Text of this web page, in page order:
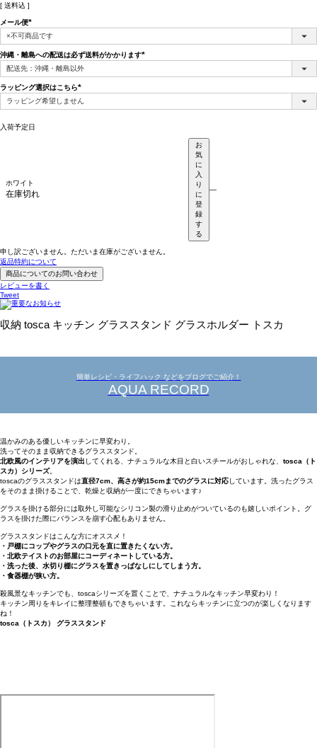
送料込
メール便
(必
須)
沖縄・離島への配送は必ず送料がかかります
ラッピング選択はこちら
(必
入荷予定日
ホワイト
在庫切れ
お
気
に
入
り
に
登
録
す
る
—
申し訳ございません。ただいま在庫がございません。
返品特約について
商品についてのお問い合わせ
レビューを書く
Tweet
収納 tosca キッチン グラススタンド グラスホルダー トスカ
簡単レシピ・ライフハック などをブログでご紹介！
AQUA RECORD
温かみのある優しいキッチンに早変わり。
洗ってそのまま収納できるグラススタンド。
北欧風のインテリアを演出 してくれる、ナチュラルな木目と白いスチールがおしゃれな、 tosca（ト
スカ）シリーズ。
toscaのグラススタンドは直径7cm、高さが約15cmまでのグラスに対応しています。洗ったグラス
をそのまま掛けることで、乾燥と収納が一度にできちゃいます♪
グラスを掛ける部分には取外し可能なシリコン製の滑り止めがついているのも嬉しいポイント。グ
ラスを掛けた際にバランスを崩す心配もありません。
グラススタンドはこんな方にオススメ！
・戸棚にコップやグラスの口元を直に置きたくない方。
・北欧テイストのお部屋にコーディネートしている方。
・洗った後、水切り棚にグラスを置きっぱなしにしてしまう方。
・食器棚が狭い方。
殺風景なキッチンでも、toscaシリーズを置くことで、ナチュラルなキッチン早変わり！
キッチン周りをキレイに整理整頓もできちゃいます。これならキッチンに立つのが楽しくなります
ね！
tosca（トスカ） グラススタンド